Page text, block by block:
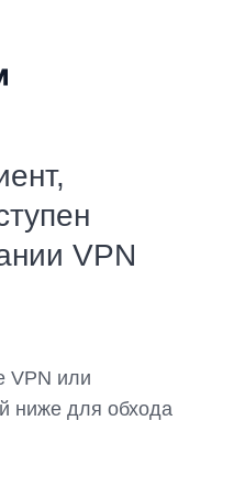
VPN
VPN или
ниже для обхода